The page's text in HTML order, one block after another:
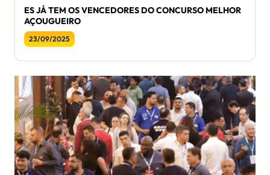
ES JÁ TEM OS VENCEDORES DO CONCURSO MELHOR
AÇOUGUEIRO
23/09/2025